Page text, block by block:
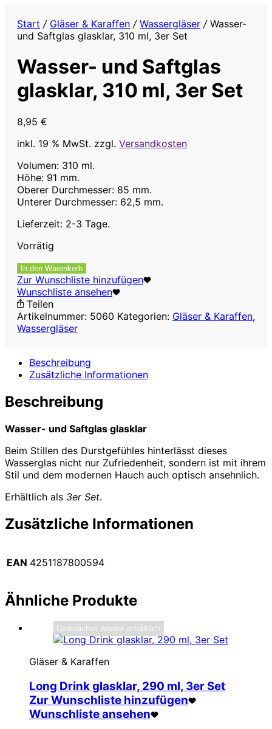
Start / Gläser & Karaffen / Wassergläser /Wasser-
und Saftglas glasklar, 310 ml, 3er Set
Wasser- und Saftglas
glasklar, 310 ml, 3er Set
8,95 €
inkl. 19 % MwSt. zzgl. Versandkosten
Volumen: 310 ml.
Höhe: 91 mm.
Oberer Durchmesser: 85 mm.
Unterer Durchmesser: 62,5 mm.
Lieferzeit: 2-3 Tage.
Vorrätig
Wasser-
und
Saftglas
glasklar,
310
ml,
Menge
In den Warenkorb
Zur Wunschliste hinzufügen
Wunschliste ansehen
Teilen
Artikelnummer: 5060 Kategorien: Gläser & Karaffen,
Wassergläser
Beschreibung
Zusätzliche Informationen
Beschreibung
Wasser- und Saftglas glasklar
Beim Stillen des Durstgefühles hinterlässt dieses
Wasserglas nicht nur Zufriedenheit, sondern ist mit ihrem
Stil und dem modernen Hauch auch optisch ansehnlich.
Erhältlich als 3er Set.
Zusätzliche Informationen
EAN 4251187800594
Ähnliche Produkte
Demnächst wieder erhältlich
Gläser & Karaffen
Long Drink glasklar, 290 ml, 3er Set
Zur Wunschliste hinzufügen
Wunschliste ansehen